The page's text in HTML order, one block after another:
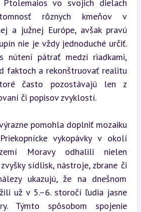
vo svojich dielach
rôznych kmeňov v
a južnej Európe, avšak pravú
nie je vždy jednoduché určiť.
nútení pátrať medzi riadkami,
faktoch a rekonštruovať realitu
často pozostávajú len z
či popisov zvyklostí.
pomohla doplniť mozaiku
vykopávky v okolí
Moravy odhalili nielen
sídlisk, nástroje, zbrane či
ukazujú, že na dnešnom
už v 5.–6. storočí ľudia jasne
Týmto spôsobom spojenie